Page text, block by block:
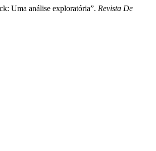
Uma análise exploratória”. Revista De